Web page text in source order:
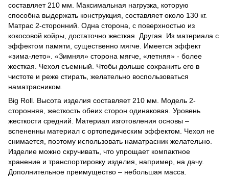
составляет 210 мм. Максимальная нагрузка, которую
способна выдержать конструкция, составляет около 130 кг.
Матрас 2-сторонний. Одна сторона, с поверхностью из
кокосовой койры, достаточно жесткая. Другая. Из материала с
эффектом памяти, существенно мягче. Имеется эффект
«зима-лето». «Зимняя» сторона мягче, «летняя» - более
жесткая. Чехол съемный. Чтобы дольше сохранить его в
чистоте и реже стирать, желательно воспользоваться
наматрасником.
Big Roll. Высота изделия составляет 210 мм. Модель 2-
сторонняя, жесткость обеих сторон одинаковая. Уровень
жесткости средний. Материал изготовления основы –
вспененны материал с ортопедическим эффектом. Чехол не
снимается, поэтому использовать наматрасник желательно.
Изделие можно скручивать, что упрощает компактное
хранение и транспортировку изделия, например, на дачу.
Дополнительное преимущество – небольшая масса.